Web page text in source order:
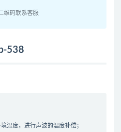
维码联系客服
538
温度，进行声波的温度补偿；